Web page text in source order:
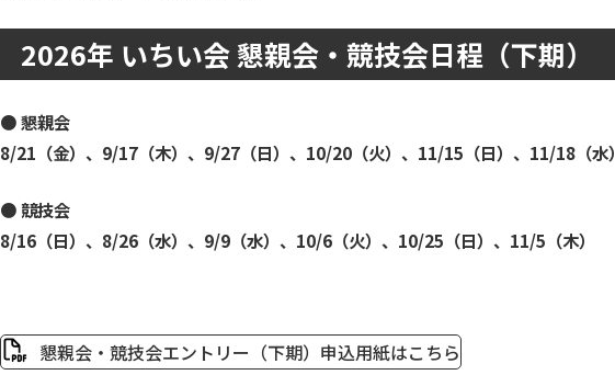
2026年 いちい会 懇親会・競技会日程（下期）
● 懇親会
8/21（金）、9/17（木）、9/27（日）、10/20（火）、11/15（日）、11/18（水）
● 競技会
8/16（日）、8/26（水）、9/9（水）、10/6（火）、10/25（日）、11/5（木）
懇親会・競技会エントリー（下期）申込用紙はこちら